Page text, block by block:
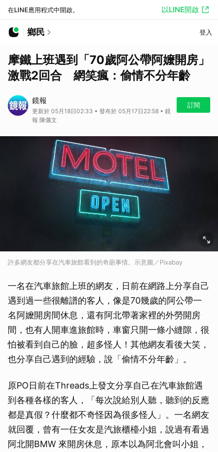
在LINE應用程式中開啟。 以LINE開啟
鄉民 登入
摩鐵上班遇到「70歲阿公帶阿嬤開房」
激戰2回合 網笑瘋：偷情不分年齡
鏡報
更新於 05月18日02:33 • 發布於 05月17日22:58 • 鏡
報 陳儷文
訂閱
許多網友都分享在汽車旅館看到的奇葩事情。示意圖／Pixabay
一名在汽車旅館上班的網友，日前在網路上分享自己
遇到過一些很離譜的客人，像是70幾歲的阿公帶一
名阿嬤開房間休息，還有阿北帶著家裡的外勞開房
間，也有人開車進旅館時，車窗只開一條小縫隙，很
怕被看到自己的臉，超多怪人！其他網友看後大笑，
也分享自己遇到的經驗，說「偷情不分年齡」。
原PO日前在Threads上發文分享自己在汽車旅館遇
到各種各樣的客人，「每次說給別人聽，聽到的反應
都是真假？什麼都不奇怪因為很多怪人」。一名網友
就回覆，曾有一任女友是汽旅櫃檯小姐，說過有看過
阿北開BMW 來開房休息，原本以為阿北會叫小姐，